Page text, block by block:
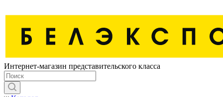
Интернет-магазин представительского класса